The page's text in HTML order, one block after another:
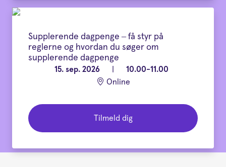
Supplerende dagpenge – få styr på
reglerne og hvordan du søger om
supplerende dagpenge
15. sep. 2026
10.00-11.00
Online
Tilmeld dig